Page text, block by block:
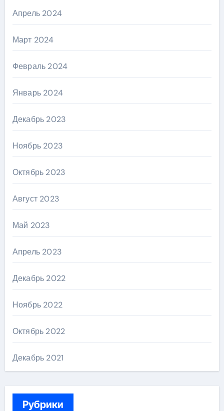
Апрель 2024
Март 2024
Февраль 2024
Январь 2024
Декабрь 2023
Ноябрь 2023
Октябрь 2023
Август 2023
Май 2023
Апрель 2023
Декабрь 2022
Ноябрь 2022
Октябрь 2022
Декабрь 2021
Рубрики